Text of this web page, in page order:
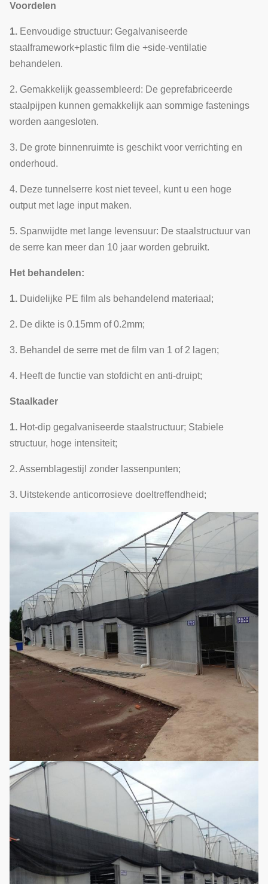
9 Druppelbevloeiingssysteem
10 Micro-sproeier systeem Aangepast
11 Zaailingsbed
12 Hydrocultuur Aangepast
Voordelen
1. Eenvoudige structuur: Gegalvaniseerde
staalframework+plastic film die +side-ventilatie
behandelen.
2. Gemakkelijk geassembleerd: De geprefabriceerde
staalpijpen kunnen gemakkelijk aan sommige fastenings
worden aangesloten.
3. De grote binnenruimte is geschikt voor verrichting en
onderhoud.
4. Deze tunnelserre kost niet teveel, kunt u een hoge
output met lage input maken.
5. Spanwijdte met lange levensuur: De staalstructuur van
de serre kan meer dan 10 jaar worden gebruikt.
Het behandelen:
1. Duidelijke PE film als behandelend materiaal;
2. De dikte is 0.15mm of 0.2mm;
3. Behandel de serre met de film van 1 of 2 lagen;
4. Heeft de functie van stofdicht en anti-druipt;
Staalkader
1. Hot-dip gegalvaniseerde staalstructuur; Stabiele
structuur, hoge intensiteit;
2. Assemblagestijl zonder lassenpunten;
3. Uitstekende anticorrosieve doeltreffendheid;